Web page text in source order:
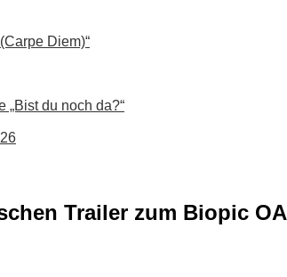
Diem)“
du noch da?“
Trailer zum Biopic